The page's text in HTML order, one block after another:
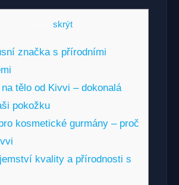
skrýt]
značka s přírodními
tělo od Kivvi – dokonalá
pokožku
kosmetické gurmány – proč
kvality a přírodnosti s